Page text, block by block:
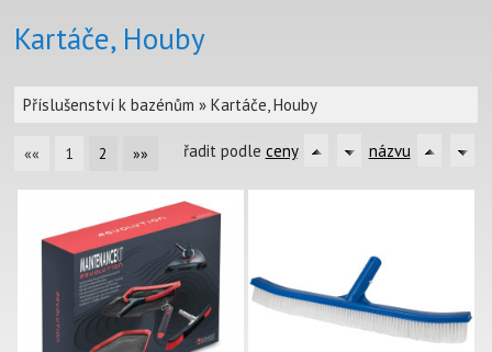
Kartáče, Houby
Příslušenství k bazénům »Kartáče, Houby
«« 1 2 »» řadit podle ceny názvu